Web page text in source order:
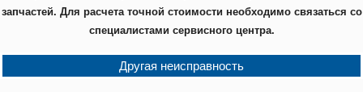
запчастей. Для расчета точной стоимости необходимо связаться со
специалистами сервисного центра.
Другая неисправность